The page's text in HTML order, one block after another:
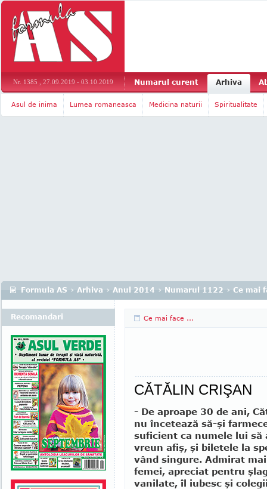
Nr. 1385 , 27.09.2019 - 03.10.2019 Numarul curent Arhiva
Asul de inima Lumea romaneasca Medicina naturii Spiritualitate
Formula AS › Arhiva › Anul 2014 › Numarul 1122 › Ce mai
Ce mai face ...
CĂTĂLIN CRIŞAN
- De aproape 30 de ani,
nu încetează să-şi
suficient ca numele lui să
vreun afiş, şi biletele la
vând singure. Admirat
femei, apreciat pentru
vanilate, îl iubesc şi
Recomandari